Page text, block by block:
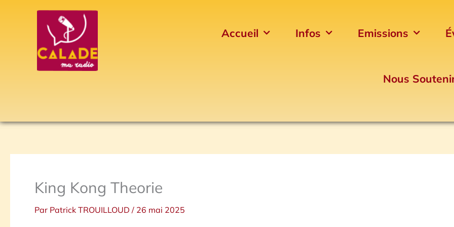
Accueil Infos Emissions
Nous
King Kong Theorie
Par Patrick TROUILLOUD / 26 mai 2025